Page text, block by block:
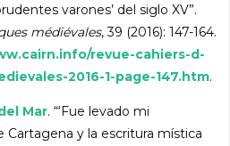
varones’ del siglo XV”.
médiévales, 39 (2016): 147-164.
revue-cahiers-d-
2016-1-page-147.htm.
Mar. “‘Fue levado mi
Cartagena y la escritura mística